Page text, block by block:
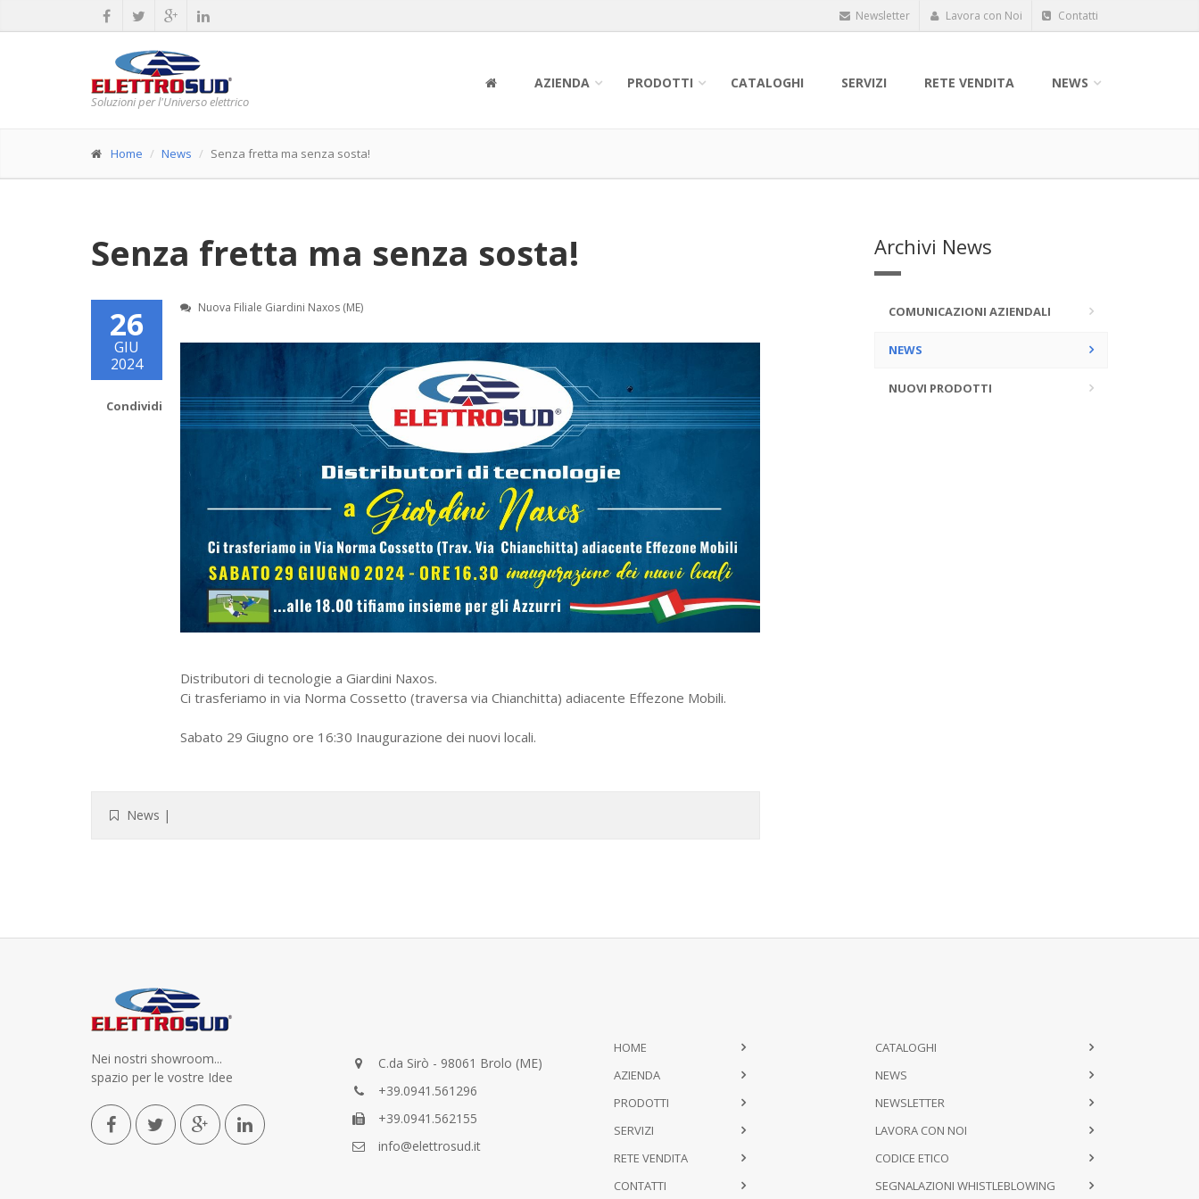
Newsletter Lavora con Noi Contatti
Soluzioni per l'Universo elettrico
AZIENDA PRODOTTI CATALOGHI SERVIZI RETE VENDITA NEWS
Home News Senza fretta ma senza sosta!
Senza fretta ma senza sosta!
26
GIU
2024
Condividi
Nuova Filiale Giardini Naxos (ME)
Distributori di tecnologie a Giardini Naxos.
Ci trasferiamo in via Norma Cossetto (traversa via Chianchitta) adiacente Effezone Mobili.
Sabato 29 Giugno ore 16:30 Inaugurazione dei nuovi locali.
News |
Archivi News
COMUNICAZIONI AZIENDALI
NEWS
NUOVI PRODOTTI
Nei nostri showroom...
spazio per le vostre Idee
C.da Sirò - 98061 Brolo (ME)
+39.0941.561296
+39.0941.562155
info@elettrosud.it
HOME
AZIENDA
PRODOTTI
SERVIZI
RETE VENDITA
CONTATTI
CATALOGHI
NEWS
NEWSLETTER
LAVORA CON NOI
CODICE ETICO
SEGNALAZIONI WHISTLEBLOWING